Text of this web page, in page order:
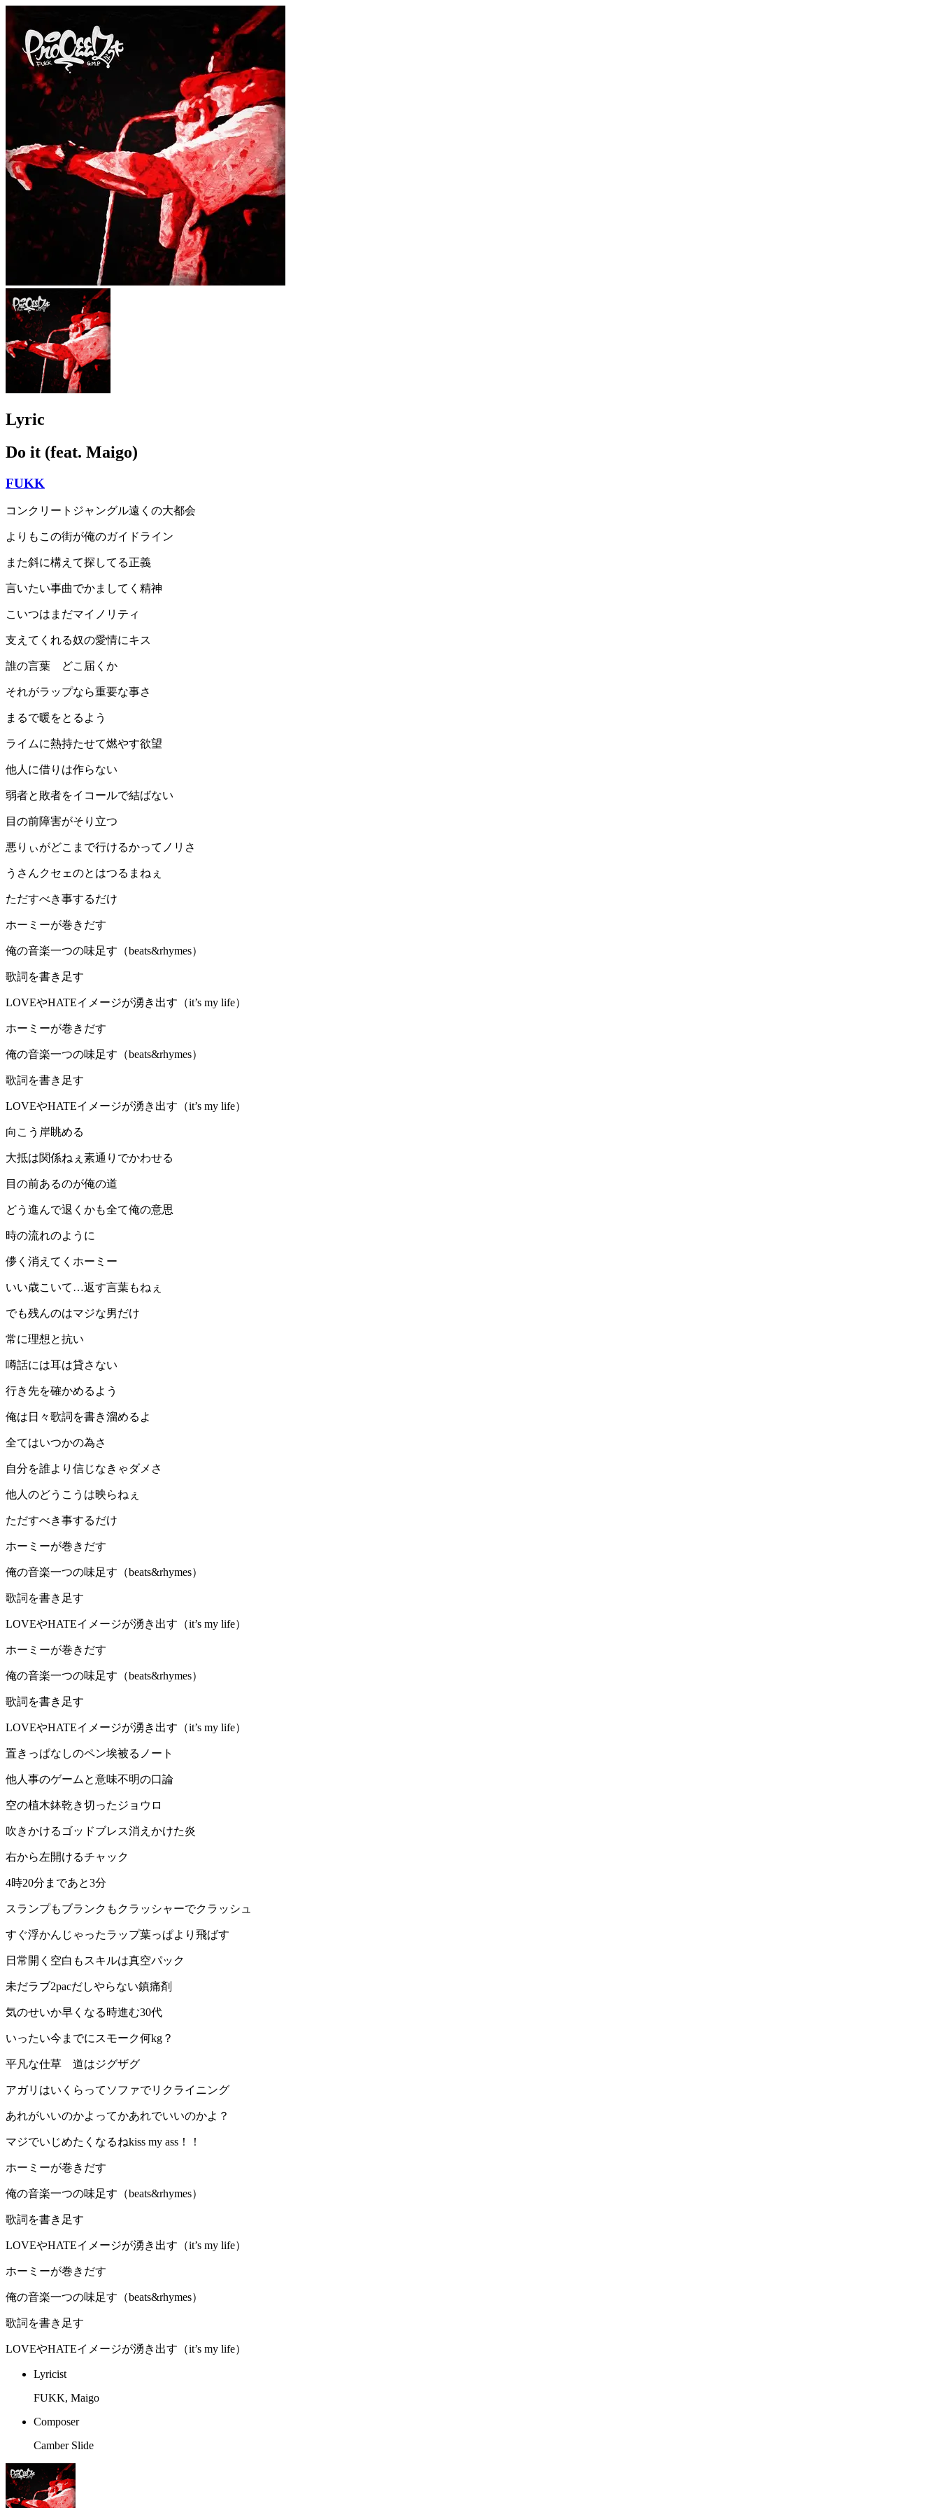
Lyric
Do it (feat. Maigo)
FUKK
コンクリートジャングル遠くの大都会
よりもこの街が俺のガイドライン
また斜に構えて探してる正義
言いたい事曲でかましてく精神
こいつはまだマイノリティ
支えてくれる奴の愛情にキス
誰の言葉 どこ届くか
それがラップなら重要な事さ
まるで暖をとるよう
ライムに熱持たせて燃やす欲望
他人に借りは作らない
弱者と敗者をイコールで結ばない
目の前障害がそり立つ
悪りぃがどこまで行けるかってノリさ
うさんクセェのとはつるまねぇ
ただすべき事するだけ
ホーミーが巻きだす
俺の音楽一つの味足す（beats&rhymes）
歌詞を書き足す
LOVEやHATEイメージが湧き出す（it’s my life）
ホーミーが巻きだす
俺の音楽一つの味足す（beats&rhymes）
歌詞を書き足す
LOVEやHATEイメージが湧き出す（it’s my life）
向こう岸眺める
大抵は関係ねぇ素通りでかわせる
目の前あるのが俺の道
どう進んで退くかも全て俺の意思
時の流れのように
儚く消えてくホーミー
いい歳こいて…返す言葉もねぇ
でも残んのはマジな男だけ
常に理想と抗い
噂話には耳は貸さない
行き先を確かめるよう
俺は日々歌詞を書き溜めるよ
全てはいつかの為さ
自分を誰より信じなきゃダメさ
他人のどうこうは映らねぇ
ただすべき事するだけ
ホーミーが巻きだす
俺の音楽一つの味足す（beats&rhymes）
歌詞を書き足す
LOVEやHATEイメージが湧き出す（it’s my life）
ホーミーが巻きだす
俺の音楽一つの味足す（beats&rhymes）
歌詞を書き足す
LOVEやHATEイメージが湧き出す（it’s my life）
置きっぱなしのペン埃被るノート
他人事のゲームと意味不明の口論
空の植木鉢乾き切ったジョウロ
吹きかけるゴッドブレス消えかけた炎
右から左開けるチャック
4時20分まであと3分
スランプもブランクもクラッシャーでクラッシュ
すぐ浮かんじゃったラップ葉っぱより飛ばす
日常開く空白もスキルは真空パック
未だラブ2pacだしやらない鎮痛剤
気のせいか早くなる時進む30代
いったい今までにスモーク何kg？
平凡な仕草 道はジグザグ
アガリはいくらってソファでリクライニング
あれがいいのかよってかあれでいいのかよ？
マジでいじめたくなるねkiss my ass！！
ホーミーが巻きだす
俺の音楽一つの味足す（beats&rhymes）
歌詞を書き足す
LOVEやHATEイメージが湧き出す（it’s my life）
ホーミーが巻きだす
俺の音楽一つの味足す（beats&rhymes）
歌詞を書き足す
LOVEやHATEイメージが湧き出す（it’s my life）
Lyricist
FUKK, Maigo
Composer
Camber Slide